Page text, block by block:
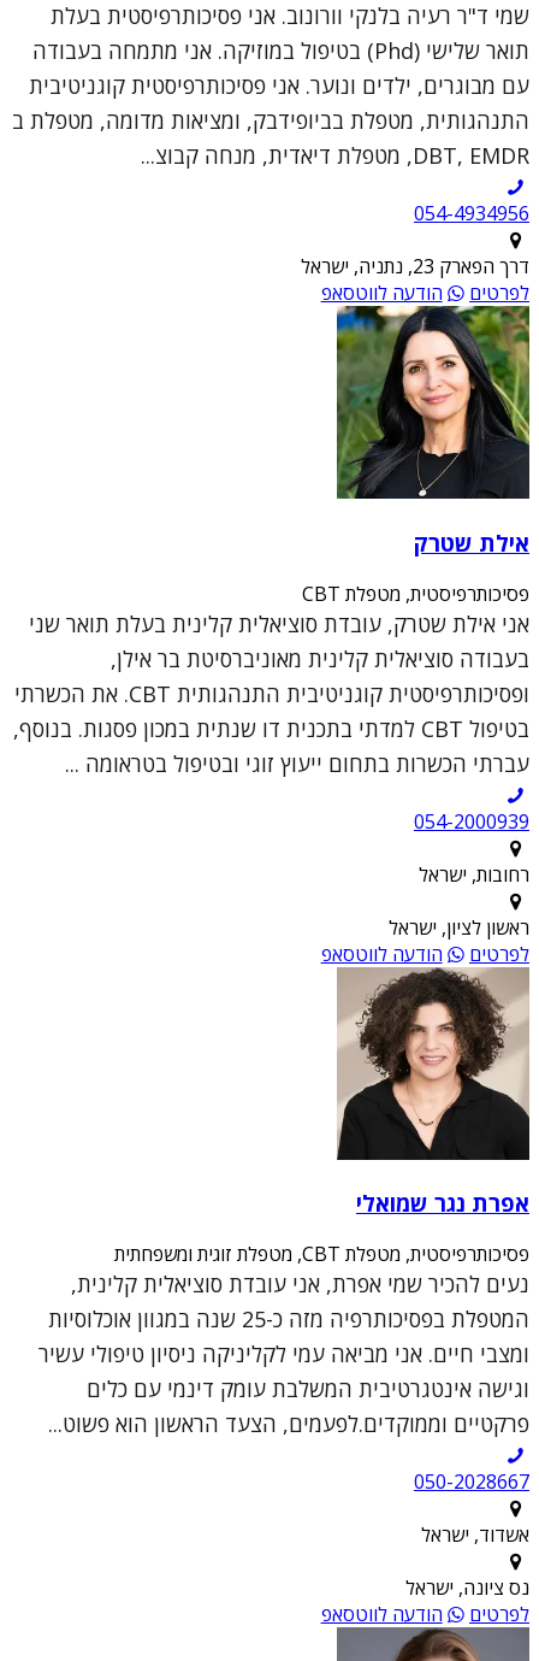
שמי ד"ר רעיה בלנקי וורונוב. אני פסיכותרפיסטית בעלת
תואר שלישי (Phd) בטיפול במוזיקה. אני מתמחה בעבודה
עם מבוגרים, ילדים ונוער. אני פסיכותרפיסטית קוגניטיבית
התנהגותית, מטפלת בביופידבק, ומציאות מדומה, מטפלת ב
DBT, EMDR, מטפלת דיאדית, מנחה קבוצ...
054-4934956
דרך הפארק 23, נתניה, ישראל
לפרטים
הודעה לווטסאפ
אילת שטרק
פסיכותרפיסטית, מטפלת CBT
אני אילת שטרק, עובדת סוציאלית קלינית בעלת תואר שני
בעבודה סוציאלית קלינית מאוניברסיטת בר אילן,
ופסיכותרפיסטית קוגניטיבית התנהגותית CBT. את הכשרתי
בטיפול CBT למדתי בתכנית דו שנתית במכון פסגות. בנוסף,
עברתי הכשרות בתחום ייעוץ זוגי ובטיפול בטראומה ...
054-2000939
רחובות, ישראל
ראשון לציון, ישראל
לפרטים
הודעה לווטסאפ
אפרת נגר שמואלי
פסיכותרפיסטית, מטפלת CBT, מטפלת זוגית ומשפחתית
נעים להכיר שמי אפרת, אני עובדת סוציאלית קלינית,
המטפלת בפסיכותרפיה מזה כ-25 שנה במגוון אוכלוסיות
ומצבי חיים. אני מביאה עמי לקליניקה ניסיון טיפולי עשיר
וגישה אינטגרטיבית המשלבת עומק דינמי עם כלים
פרקטיים וממוקדים.לפעמים, הצעד הראשון הוא פשוט...
050-2028667
אשדוד, ישראל
נס ציונה, ישראל
לפרטים
הודעה לווטסאפ